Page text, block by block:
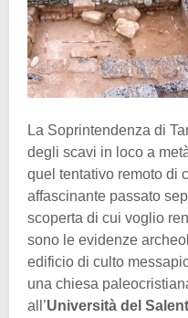
La Soprintendenza di
degli scavi in loco a
quel tentativo remoto di
affascinante passato
scoperta di cui voglio
sono le evidenze
edificio di culto
una chiesa
all’Università del